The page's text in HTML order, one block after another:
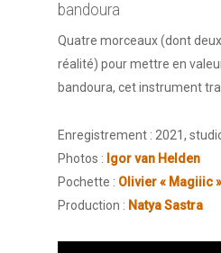
bandoura
Quatre morceaux (dont
réalité) pour mettre en
bandoura, cet instrument
Enregistrement : 2021,
Photos : Igor van Helden
Pochette : Olivier « Magiiic
Production : Natya Sastra